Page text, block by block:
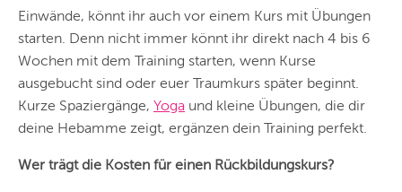
Einwände, könnt ihr auch vor einem Kurs mit Übungen
starten. Denn nicht immer könnt ihr direkt nach 4 bis 6
Wochen mit dem Training starten, wenn Kurse
ausgebucht sind oder euer Traumkurs später beginnt.
Kurze Spaziergänge, Yoga und kleine Übungen, die dir
deine Hebamme zeigt, ergänzen dein Training perfekt.
Wer trägt die Kosten für einen Rückbildungskurs?